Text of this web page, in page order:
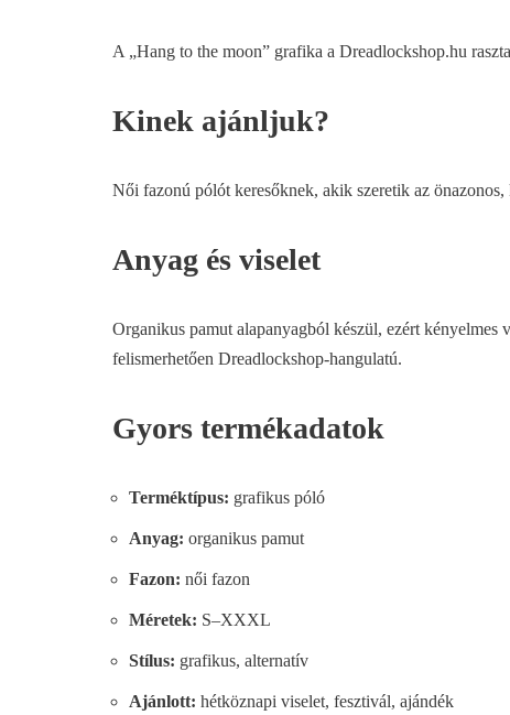
A „Hang to the moon” grafika a Dreadlockshop.hu
Kinek ajánljuk?
Női fazonú pólót keresőknek, akik szeretik az
Anyag és viselet
Organikus pamut alapanyagból készül, ezért
felismerhetően Dreadlockshop-hangulatú.
Gyors termékadatok
Terméktípus: grafikus póló
Anyag: organikus pamut
Fazon: női fazon
Méretek: S–XXXL
Stílus: grafikus, alternatív
Ajánlott: hétköznapi viselet, fesztivál, ajándék